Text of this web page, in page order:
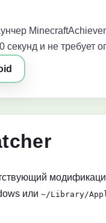
секунд и не требует
или ~/Library/